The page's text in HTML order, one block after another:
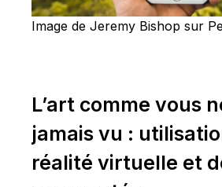
Image de Jeremy Bishop sur
L’art comme vous
jamais vu :
réalité virtuelle et